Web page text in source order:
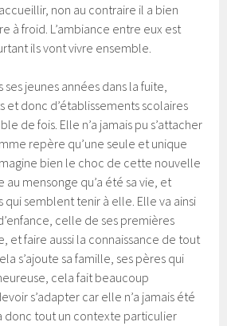
non au contraire il a bien
à froid. L’ambiance entre eux est
ils vont vivre ensemble.
jeunes années dans la fuite,
et donc d’établissements scolaires
de fois. Elle n’a jamais pu s’attacher
repère qu’une seule et unique
bien le choc de cette nouvelle
mensonge qu’a été sa vie, et
qui semblent tenir à elle. Elle va ainsi
celle de ses premières
et faire aussi la connaissance de tout
s’ajoute sa famille, ses pères qui
cela fait beaucoup
s’adapter car elle n’a jamais été
donc tout un contexte particulier